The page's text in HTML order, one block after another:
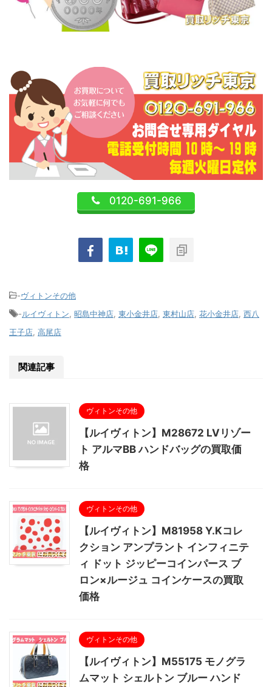
0120-691-966
-ヴィトンその他
-ルイヴィトン 昭島中神店 東小金井店 東村山店 花小金井店 西八
王子店 高尾店
関連記事
ヴィトンその他
【ルイヴィトン】M28672 LVリゾー
ト アルマBB ハンドバッグの買取価
格
ヴィトンその他
【ルイヴィトン】M81958 Y.Kコレ
クション アンプラント インフィニテ
ィ ドット ジッピーコインパース ブ
ロン×ルージュ コインケースの買取
価格
ヴィトンその他
【ルイヴィトン】M55175 モノグラ
ムマット シェルトン ブルー ハンド